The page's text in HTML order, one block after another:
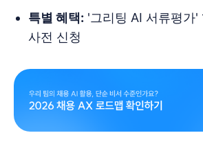
특별 혜택: '그리팅 AI 서류평가'
사전 신청